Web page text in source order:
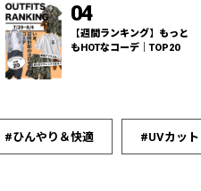
04
【週間ランキング】もっと
もHOTなコーデ｜TOP20
#ひんやり＆快適 #UVカット